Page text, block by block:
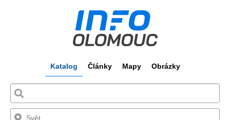
Katalog Články Mapy Obrázky